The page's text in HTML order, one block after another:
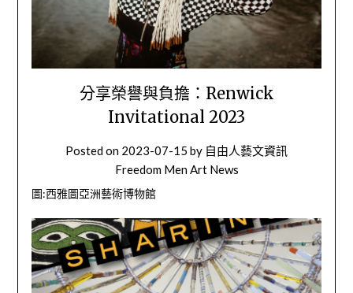
分享榮譽與負擔：Renwick
Invitational 2023
Posted on 2023-07-15 by 自由人藝文資訊
Freedom Men Art News
圖:西雅圖亞洲藝術博物館